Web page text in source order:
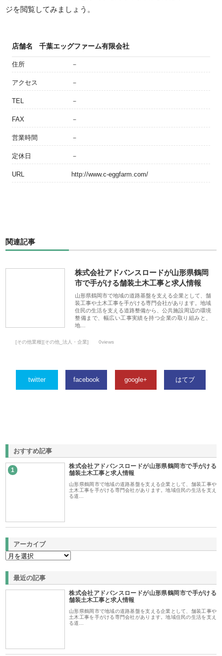
ジを閲覧してみましょう。
店舗名 千葉エッグファーム有限会社
住所 －
アクセス －
TEL －
FAX －
営業時間 －
定休日 －
URL http://www.c-eggfarm.com/
関連記事
株式会社アドバンスロードが山形県鶴岡
市で手がける舗装土木工事と求人情報
山形県鶴岡市で地域の道路基盤を支える企業として、舗
装工事や土木工事を手がける専門会社があります。地域
住民の生活を支える道路整備から、公共施設周辺の環境
整備まで、幅広い工事実績を持つ企業の取り組みと、
地…
[その他業種][その他_法人・企業] 0views
twitter facebook google+ はてブ
おすすめ記事
1
株式会社アドバンスロードが山形県鶴岡市で手がける
舗装土木工事と求人情報
山形県鶴岡市で地域の道路基盤を支える企業として、舗装工事や
土木工事を手がける専門会社があります。地域住民の生活を支え
る道…
アーカイブ
最近の記事
株式会社アドバンスロードが山形県鶴岡市で手がける
舗装土木工事と求人情報
山形県鶴岡市で地域の道路基盤を支える企業として、舗装工事や
土木工事を手がける専門会社があります。地域住民の生活を支え
る道…